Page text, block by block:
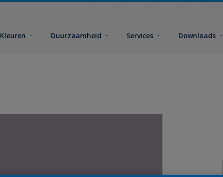
Kleuren Duurzaamheid Services Downloads